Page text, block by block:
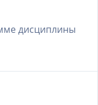
дисциплины